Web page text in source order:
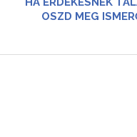
OSZD MEG